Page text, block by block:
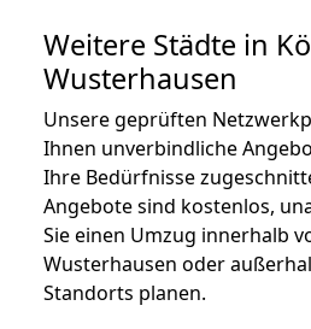
Weitere Städte in
Wusterhausen
Unsere geprüften
Ihnen unverbindliche
Ihre Bedürfnisse
Angebote sind kostenlos,
Sie einen Umzug innerhalb
Wusterhausen oder
Standorts planen.